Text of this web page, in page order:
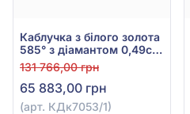
Каблучка з білого золота
585° з діамантом 0,49ct,
арт. КДк7053/1
131 766,00 грн
65 883,00 грн
(арт. КДк7053/1)